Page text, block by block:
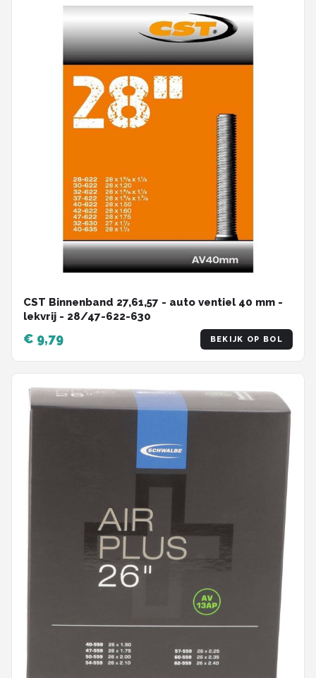
CST Binnenband 27,61,57 - auto ventiel 40 mm -
lekvrij - 28/47-622-630
€ 9,79 BEKIJK OP BOL